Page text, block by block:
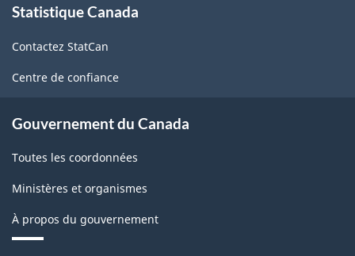
propos
ce
site
Statistique Canada
Contactez StatCan
Centre de confiance
Gouvernement du Canada
Toutes les coordonnées
Ministères et organismes
À propos du gouvernement